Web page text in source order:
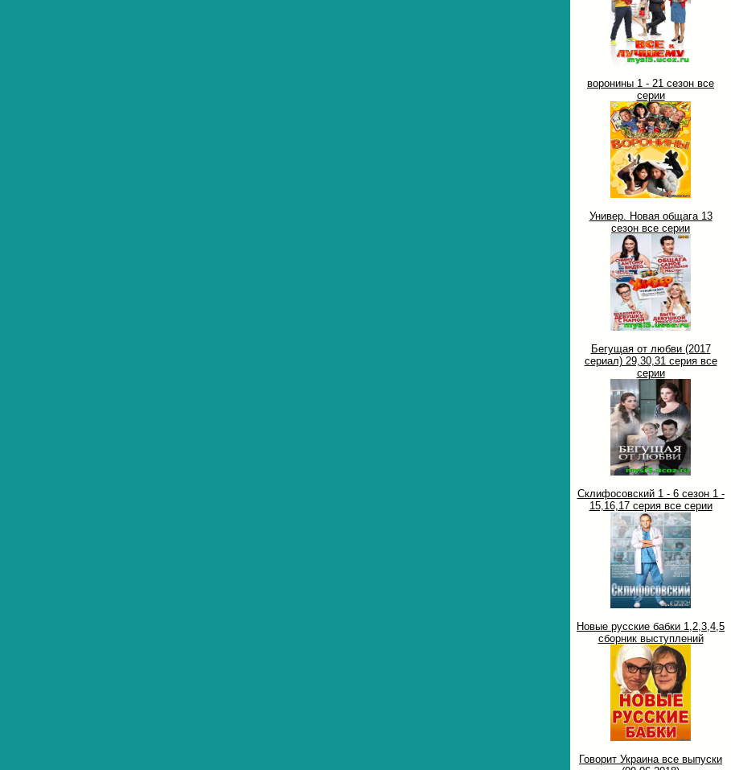
воронины 1 - 21 сезон все
серии
Универ. Новая общага 13
сезон все серии
Бегущая от любви (2017
сериал) 29,30,31 серия все
серии
Склифосовский 1 - 6 сезон 1 -
15,16,17 серия все серии
Новые русские бабки 1,2,3,4,5
сборник выступлений
Говорит Украина все выпуски